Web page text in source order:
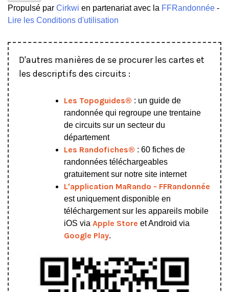
Propulsé par Cirkwi en partenariat avec la FFRandonnée -
Lire les Conditions d'utilisation
D'autres manières de se procurer les cartes et
les descriptifs des circuits :
Les Topoguides® : un guide de
randonnée qui regroupe une trentaine
de circuits sur un secteur du
département
Les Randofiches® : 60 fiches de
randonnées téléchargeables
gratuitement sur notre site internet
L'application MaRando - FFRandonnée
est uniquement disponible en
téléchargement sur les appareils mobile
iOS via Apple Store et Android via
Google Play.